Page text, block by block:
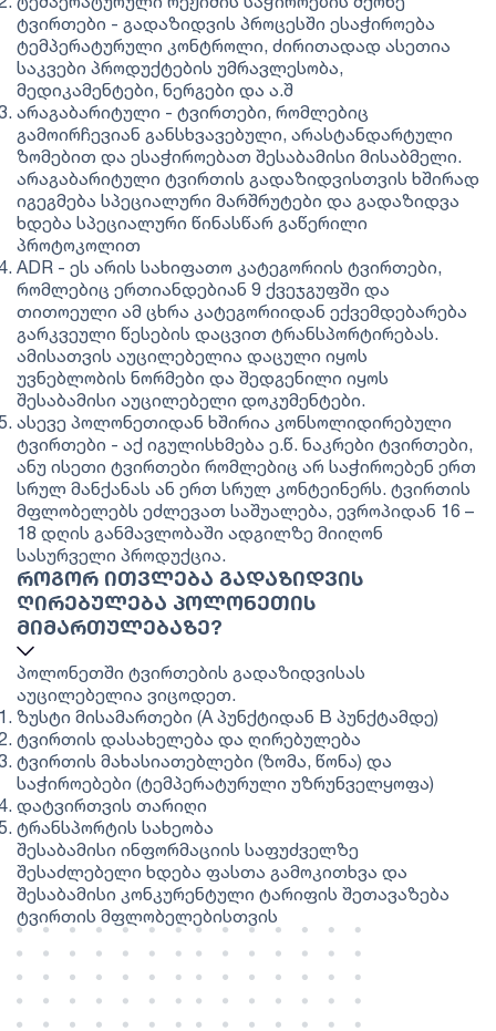
ტვირთები - გადაზიდვის პროცესში ესაჭიროება
ტემპერატურული კონტროლი, ძირითადად ასეთია
საკვები პროდუქტების უმრავლესობა,
მედიკამენტები, ნერგები და ა.შ
არაგაბარიტული - ტვირთები, რომლებიც
გამოირჩევიან განსხვავებული, არასტანდარტული
ზომებით და ესაჭიროებათ შესაბამისი მისაბმელი.
არაგაბარიტული ტვირთის გადაზიდვისთვის ხშირად
იგეგმება სპეციალური მარშრუტები და გადაზიდვა
ხდება სპეციალური წინასწარ გაწერილი
პროტოკოლით
ADR - ეს არის სახიფათო კატეგორიის ტვირთები,
რომლებიც ერთიანდებიან 9 ქვეჯგუფში და
თითოეული ამ ცხრა კატეგორიიდან ექვემდებარება
გარკვეული წესების დაცვით ტრანსპორტირებას.
ამისათვის აუცილებელია დაცული იყოს
უვნებლობის ნორმები და შედგენილი იყოს
შესაბამისი აუცილებელი დოკუმენტები.
ასევე პოლონეთიდან ხშირია კონსოლიდირებული
ტვირთები - აქ იგულისხმება ე.წ. ნაკრები ტვირთები,
ანუ ისეთი ტვირთები რომლებიც არ საჭიროებენ ერთ
სრულ მანქანას ან ერთ სრულ კონტეინერს. ტვირთის
მფლობელებს ეძლევათ საშუალება, ევროპიდან 16 –
18 დღის განმავლობაში ადგილზე მიიღონ
სასურველი პროდუქცია.
ᲠᲝᲒᲝᲠ ᲘᲗᲕᲚᲔᲑᲐ ᲒᲐᲓᲐᲖᲘᲓᲕᲘᲡ
ᲦᲘᲠᲔᲑᲣᲚᲔᲑᲐ ᲞᲝᲚᲝᲜᲔᲗᲘᲡ
ᲛᲘᲛᲐᲠᲗᲣᲚᲔᲑᲐᲖᲔ?
პოლონეთში ტვირთების გადაზიდვისას
აუცილებელია ვიცოდეთ.
ზუსტი მისამართები (A პუნქტიდან B პუნქტამდე)
ტვირთის დასახელება და ღირებულება
ტვირთის მახასიათებლები (ზომა, წონა) და
საჭიროებები (ტემპერატურული უზრუნველყოფა)
დატვირთვის თარიღი
ტრანსპორტის სახეობა
შესაბამისი ინფორმაციის საფუძველზე
შესაძლებელი ხდება ფასთა გამოკითხვა და
შესაბამისი კონკურენტული ტარიფის შეთავაზება
ტვირთის მფლობელებისთვის